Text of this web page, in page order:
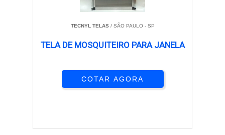
TECNYL TELAS/ SÃO PAULO - SP
TELA DE MOSQUITEIRO PARA JANELA
COTAR AGORA